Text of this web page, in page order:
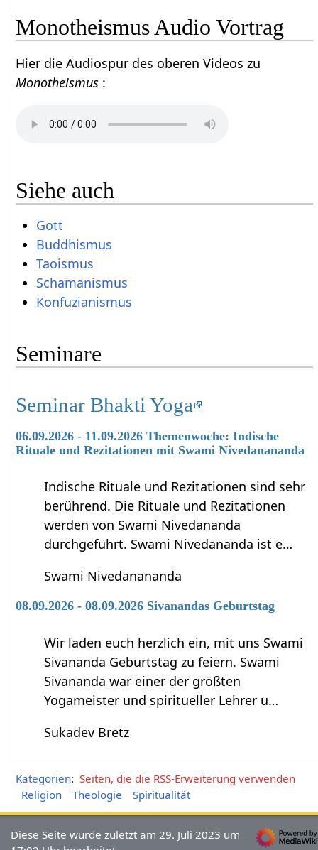
Monotheismus Audio Vortrag
Hier die Audiospur des oberen Videos zu
Monotheismus :
Siehe auch
Gott
Buddhismus
Taoismus
Schamanismus
Konfuzianismus
Seminare
Seminar Bhakti Yoga
06.09.2026 - 11.09.2026 Themenwoche: Indische
Rituale und Rezitationen mit Swami Nivedanananda
Indische Rituale und Rezitationen sind sehr
berührend. Die Rituale und Rezitationen
werden von Swami Nivedananda
durchgeführt. Swami Nivedananda ist e…
Swami Nivedanananda
08.09.2026 - 08.09.2026 Sivanandas Geburtstag
Wir laden euch herzlich ein, mit uns Swami
Sivananda Geburtstag zu feiern. Swami
Sivananda war einer der größten
Yogameister und spiritueller Lehrer u…
Sukadev Bretz
Kategorien: Seiten, die die RSS-Erweiterung verwenden
Religion
Theologie Spiritualität
Diese Seite wurde zuletzt am 29. Juli 2023 um